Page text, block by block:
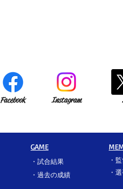
Facebook Instagram
GAME
・ 試合結果
​・過去の成績
・
​・